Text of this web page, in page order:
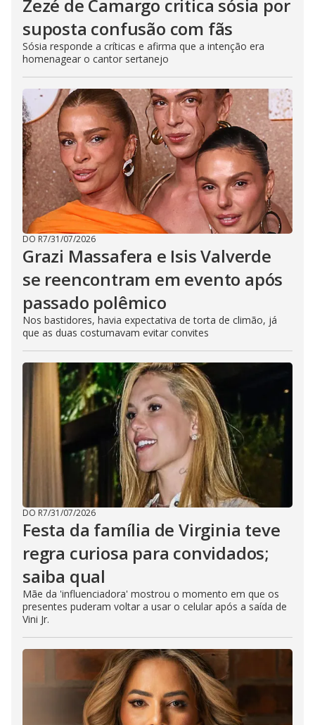
Zezé de Camargo critica sósia por
suposta confusão com fãs
Sósia responde a críticas e afirma que a intenção era
homenagear o cantor sertanejo
DO R7/31/07/2026
Grazi Massafera e Isis Valverde
se reencontram em evento após
passado polêmico
Nos bastidores, havia expectativa de torta de climão, já
que as duas costumavam evitar convites
DO R7/31/07/2026
Festa da família de Virginia teve
regra curiosa para convidados;
saiba qual
Mãe da 'influenciadora' mostrou o momento em que os
presentes puderam voltar a usar o celular após a saída de
Vini Jr.